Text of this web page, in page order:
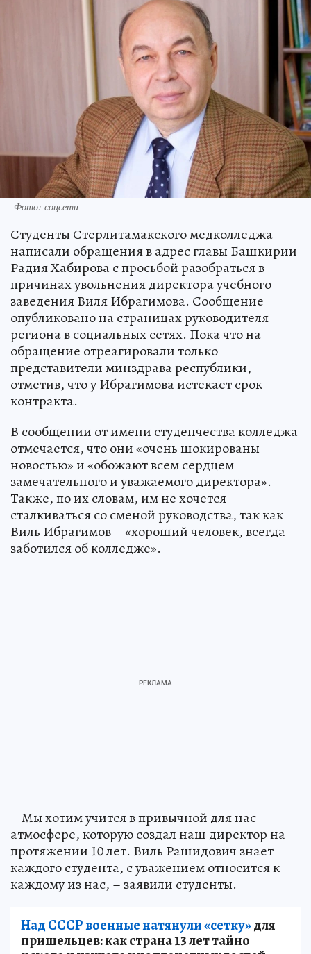
Фото: соцсети
Студенты Стерлитамакского медколледжа
написали обращения в адрес главы Башкирии
Радия Хабирова с просьбой разобраться в
причинах увольнения директора учебного
заведения Виля Ибрагимова. Сообщение
опубликовано на страницах руководителя
региона в социальных сетях. Пока что на
обращение отреагировали только
представители минздрава республики,
отметив, что у Ибрагимова истекает срок
контракта.
В сообщении от имени студенчества колледжа
отмечается, что они «очень шокированы
новостью» и «обожают всем сердцем
замечательного и уважаемого директора».
Также, по их словам, им не хочется
сталкиваться со сменой руководства, так как
Виль Ибрагимов – «хороший человек, всегда
заботился об колледже».
– Мы хотим учится в привычной для нас
атмосфере, которую создал наш директор на
протяжении 10 лет. Виль Рашидович знает
каждого студента, с уважением относится к
каждому из нас, – заявили студенты.
Над СССР военные натянули «сетку»для
пришельцев: как страна 13 лет тайно